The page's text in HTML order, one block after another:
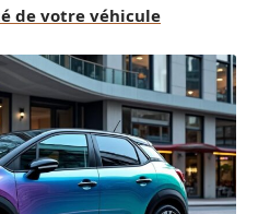
de votre véhicule